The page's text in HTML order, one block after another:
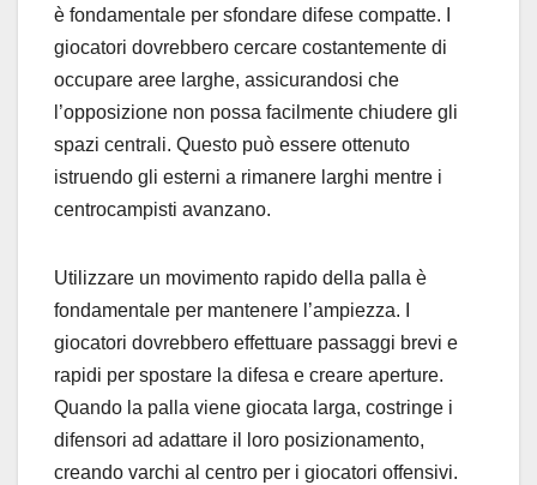
è fondamentale per sfondare difese compatte. I
giocatori dovrebbero cercare costantemente di
occupare aree larghe, assicurandosi che
l’opposizione non possa facilmente chiudere gli
spazi centrali. Questo può essere ottenuto
istruendo gli esterni a rimanere larghi mentre i
centrocampisti avanzano.
Utilizzare un movimento rapido della palla è
fondamentale per mantenere l’ampiezza. I
giocatori dovrebbero effettuare passaggi brevi e
rapidi per spostare la difesa e creare aperture.
Quando la palla viene giocata larga, costringe i
difensori ad adattare il loro posizionamento,
creando varchi al centro per i giocatori offensivi.